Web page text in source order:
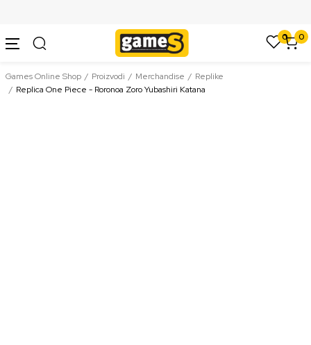
0 0
Games Online Shop Proizvodi Merchandise
Replike
Replica One Piece - Roronoa Zoro Yubashiri Katana